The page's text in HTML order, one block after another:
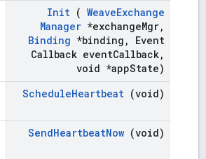
Init ( WeaveExchange
Manager *exchangeMgr,
Binding *binding ,
Event
Callback eventCallback,
void *appState)
ScheduleHeartbeat (void)
SendHeartbeatNow (void)